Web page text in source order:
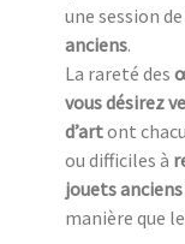
une session de
anciens.
La rareté des
vous désirez
d’artont
ou difficiles à
jouets anciens
manière que